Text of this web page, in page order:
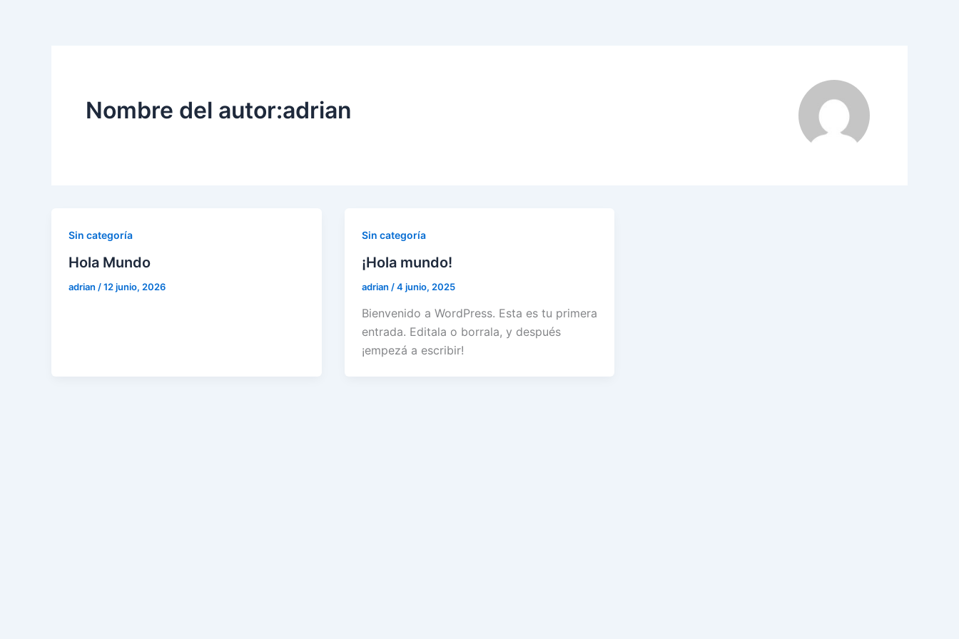
Nombre del autor:adrian
Sin categoría
Hola Mundo
adrian /12 junio, 2026
Sin categoría
¡Hola mundo!
adrian /4 junio, 2025
Bienvenido a WordPress. Esta es tu primera
entrada. Editala o borrala, y después
¡empezá a escribir!